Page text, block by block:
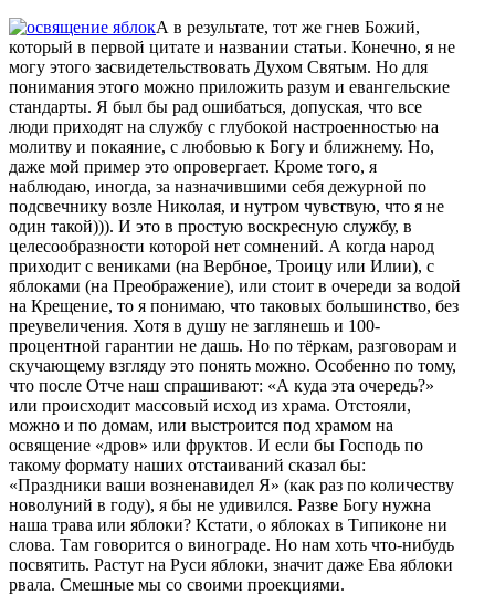
А в результате, тот же гнев Божий,
который в первой цитате и названии статьи. Конечно, я не
могу этого засвидетельствовать Духом Святым. Но для
понимания этого можно приложить разум и евангельские
стандарты. Я был бы рад ошибаться, допуская, что все
люди приходят на службу с глубокой настроенностью на
молитву и покаяние, с любовью к Богу и ближнему. Но,
даже мой пример это опровергает. Кроме того, я
наблюдаю, иногда, за назначившими себя дежурной по
подсвечнику возле Николая, и нутром чувствую, что я не
один такой))). И это в простую воскресную службу, в
целесообразности которой нет сомнений. А когда народ
приходит с вениками (на Вербное, Троицу или Илии), с
яблоками (на Преображение), или стоит в очереди за водой
на Крещение, то я понимаю, что таковых большинство, без
преувеличения. Хотя в душу не заглянешь и 100-
процентной гарантии не дашь. Но по тёркам, разговорам и
скучающему взгляду это понять можно. Особенно по тому,
что после Отче наш спрашивают: «А куда эта очередь?»
или происходит массовый исход из храма. Отстояли,
можно и по домам, или выстроится под храмом на
освящение «дров» или фруктов. И если бы Господь по
такому формату наших отстаиваний сказал бы:
«Праздники ваши возненавидел Я» (как раз по количеству
новолуний в году), я бы не удивился. Разве Богу нужна
наша трава или яблоки? Кстати, о яблоках в Типиконе ни
слова. Там говорится о винограде. Но нам хоть что-нибудь
посвятить. Растут на Руси яблоки, значит даже Ева яблоки
рвала. Смешные мы со своими проекциями.